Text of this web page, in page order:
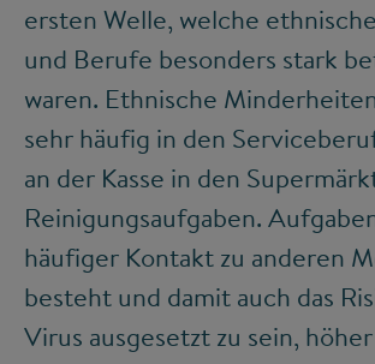
ersten Welle, welche
und Berufe besonders stark
waren. Ethnische
sehr häufig in den
an der Kasse in den
Reinigungsaufgaben.
häufiger Kontakt zu anderen
besteht und damit auch das
Virus ausgesetzt zu sein,